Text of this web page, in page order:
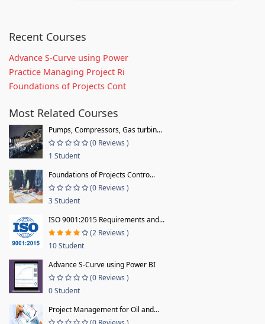
Recent Courses
Advance S-Curve using Power
Practice Managing Project Ri
Foundations of Projects Cont
Most Related Courses
Pumps, Compressors, Gas turbin...
(0 Reviews )
1 Student
Foundations of Projects Contro...
(0 Reviews )
3 Student
ISO 9001:2015 Requirements and...
(2 Reviews )
10 Student
Advance S-Curve using Power BI
(0 Reviews )
0 Student
Project Management for Oil and...